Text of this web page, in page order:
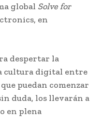
global Solve for
en
despertar la
cultura digital entre
puedan comenzar
duda, los llevarán a
en plena